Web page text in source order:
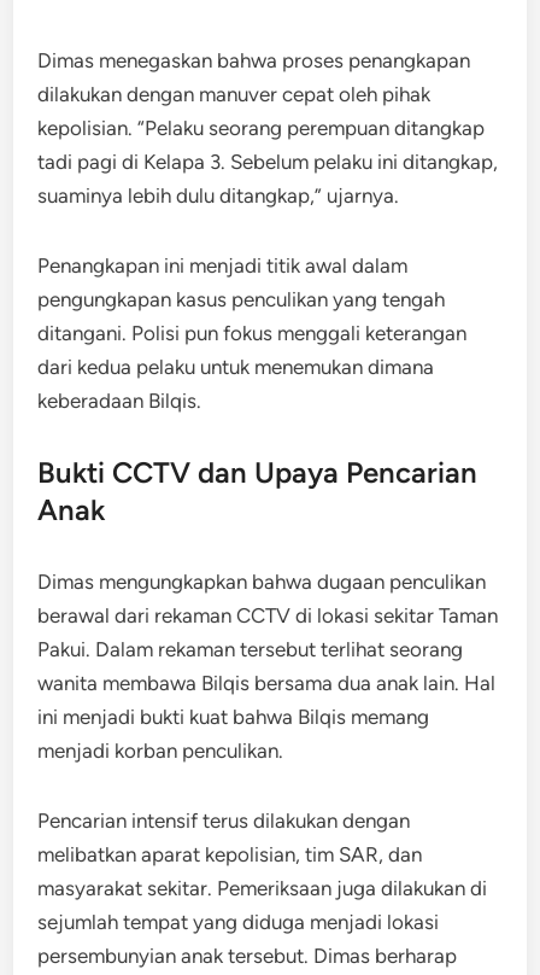
Dimas menegaskan bahwa proses penangkapan
dilakukan dengan manuver cepat oleh pihak
kepolisian. “Pelaku seorang perempuan ditangkap
tadi pagi di Kelapa 3. Sebelum pelaku ini ditangkap,
suaminya lebih dulu ditangkap,” ujarnya.
Penangkapan ini menjadi titik awal dalam
pengungkapan kasus penculikan yang tengah
ditangani. Polisi pun fokus menggali keterangan
dari kedua pelaku untuk menemukan dimana
keberadaan Bilqis.
Bukti CCTV dan Upaya Pencarian
Anak
Dimas mengungkapkan bahwa dugaan penculikan
berawal dari rekaman CCTV di lokasi sekitar Taman
Pakui. Dalam rekaman tersebut terlihat seorang
wanita membawa Bilqis bersama dua anak lain. Hal
ini menjadi bukti kuat bahwa Bilqis memang
menjadi korban penculikan.
Pencarian intensif terus dilakukan dengan
melibatkan aparat kepolisian, tim SAR, dan
masyarakat sekitar. Pemeriksaan juga dilakukan di
sejumlah tempat yang diduga menjadi lokasi
persembunyian anak tersebut. Dimas berharap